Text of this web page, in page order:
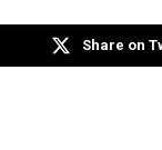
Share on